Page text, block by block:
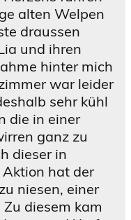
alten Welpen
draussen
und ihren
hinter mich
war leider
sehr kühl
die in einer
ganz zu
dieser in
hat der
niesen, einer
diesem kam